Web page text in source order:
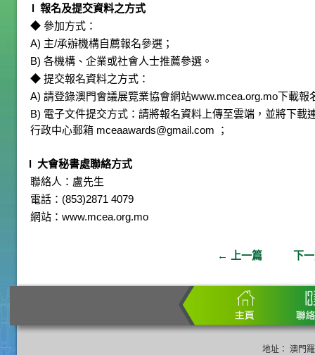
l 報名及提交資料之方式
◆ 參加方式：
A) 主/承辦機構自薦報名參選；
B) 各機構、企業或社會人士推薦參選。
◆ 提交報名資料之方式：
A) 請登錄澳門會議展覽業協會網站www.mcea.org.mo下載報
B) 電子文件提交方式：請將報名資料上傳至雲端，並將下載
行政中心郵箱 mceaawards@gmail.com ；
l 大會秘書處聯絡方式
聯絡人：盧先生
電話：(853)2871 4079
網站： www.mcea.org.mo
← 上一篇 下
地址： 澳門